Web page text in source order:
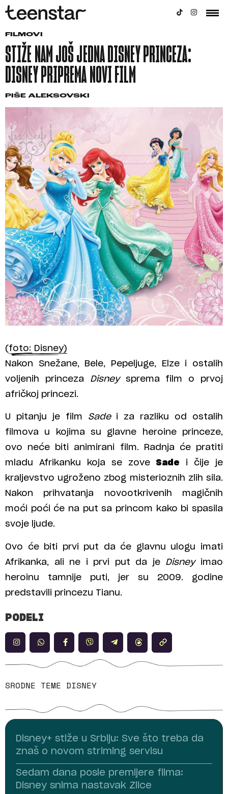
FILMOVI
STIŽE NAM JOŠ JEDNA DISNEY PRINCEZA:
DISNEY PRIPREMA NOVI FILM
PIŠE ALEKSOVSKI
(foto: Disney)
Nakon Snežane, Bele, Pepeljuge, Elze i ostalih
voljenih princeza Disneysprema film o prvoj
afričkoj princezi.
U pitanju je film Sadei za razliku od ostalih
filmova u kojima su glavne heroine princeze,
ovo neće biti animirani film. Radnja će pratiti
mladu Afrikanku koja se zove Sade i čije je
kraljevstvo ugroženo zbog misterioznih zlih sila.
Nakon prihvatanja novootkrivenih magičnih
moći poći će na put sa princom kako bi spasila
svoje ljude.
Ovo će biti prvi put da će glavnu ulogu imati
Afrikanka, ali ne i prvi put da je Disneyimao
heroinu tamnije puti, jer su 2009. godine
predstavili princezu Tianu.
PODELI
SRODNE TEME DISNEY
Disney+ stiže u Srbiju: Sve što treba da
znaš o novom striming servisu
Sedam dana posle premijere filma:
Disney snima nastavak Zlice